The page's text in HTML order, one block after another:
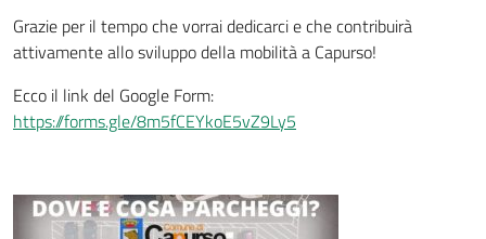
Grazie per il tempo che vorrai dedicarci e che contribuirà
attivamente allo sviluppo della mobilità a Capurso!
Ecco il link del Google Form:
https://forms.gle/8m5fCEYkoE5vZ9Ly5